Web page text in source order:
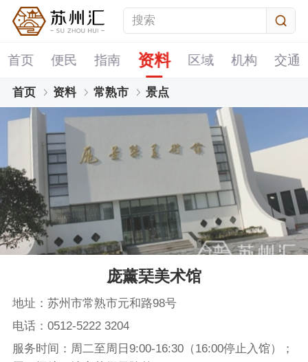
首页 便民 指南 资料 区域 机构 交通
首页 资料 常熟市 景点
庞薰琹美术馆
地址：苏州市常熟市元和路98号
电话：0512-5222 3204
服务时间：周二至周日9:00-16:30（16:00停止入馆）；